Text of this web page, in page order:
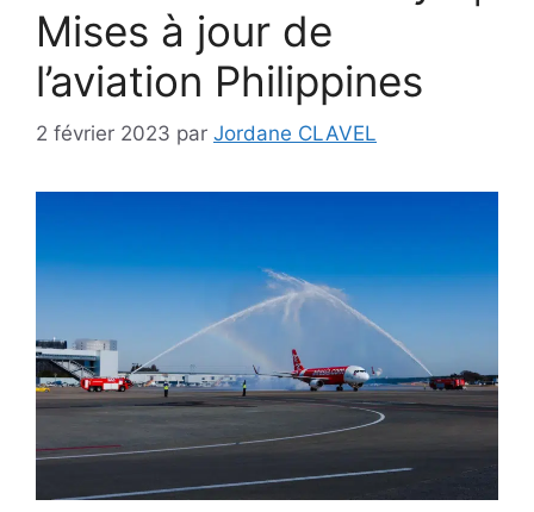
Mises à jour de
l’aviation Philippines
2 février 2023 par Jordane CLAVEL